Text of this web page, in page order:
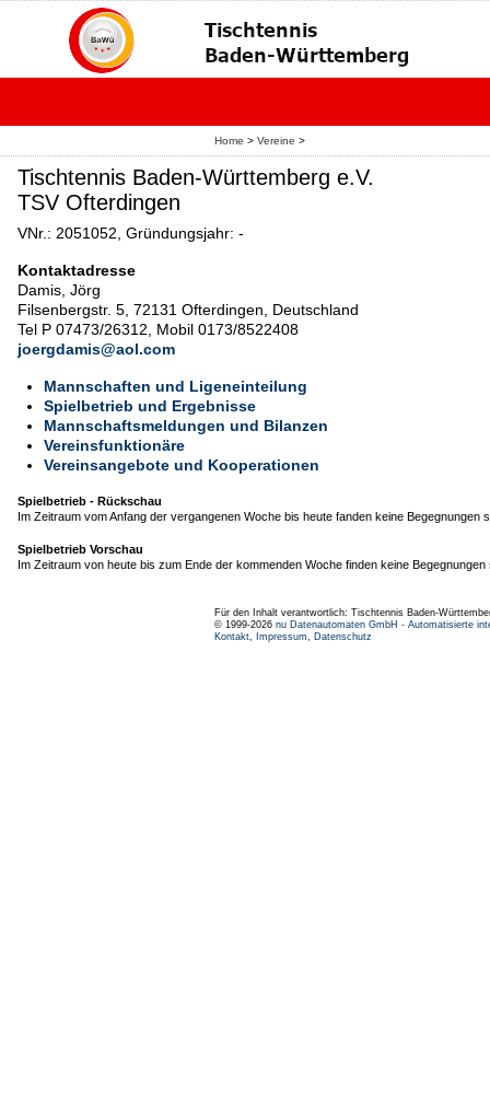
Home > Vereine >
Tischtennis Baden-Württemberg e.V.
TSV Ofterdingen
VNr.: 2051052, Gründungsjahr: -
Kontaktadresse
Damis, Jörg
Filsenbergstr. 5, 72131 Ofterdingen, Deutschland
Tel P 07473/26312, Mobil 0173/8522408
joergdamis@aol.com
Mannschaften und Ligeneinteilung
Spielbetrieb und Ergebnisse
Mannschaftsmeldungen und Bilanzen
Vereinsfunktionäre
Vereinsangebote und Kooperationen
Spielbetrieb - Rückschau
Im Zeitraum vom Anfang der vergangenen Woche bis heute fanden keine Begegnungen
Spielbetrieb Vorschau
Im Zeitraum von heute bis zum Ende der kommenden Woche finden keine Begegnungen
Für den Inhalt verantwortlich: Tischtennis Baden-
© 1999-2026 nu Datenautomaten GmbH - Automatisierte
Kontakt, Impressum, Datenschutz